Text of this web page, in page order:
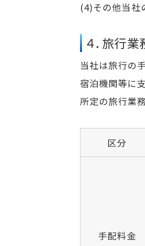
(4)その他当社
４．旅行
当社は旅行の
宿泊機関等に
所定の旅行業
区分
手配料金